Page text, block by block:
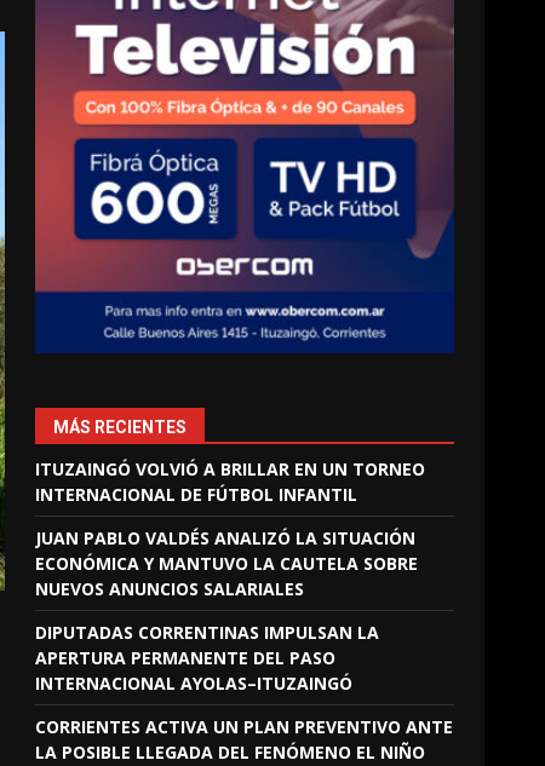
MÁS RECIENTES
ITUZAINGÓ VOLVIÓ A BRILLAR EN UN TORNEO
INTERNACIONAL DE FÚTBOL INFANTIL
JUAN PABLO VALDÉS ANALIZÓ LA SITUACIÓN
ECONÓMICA Y MANTUVO LA CAUTELA SOBRE
NUEVOS ANUNCIOS SALARIALES
DIPUTADAS CORRENTINAS IMPULSAN LA
APERTURA PERMANENTE DEL PASO
INTERNACIONAL AYOLAS–ITUZAINGÓ
CORRIENTES ACTIVA UN PLAN PREVENTIVO ANTE
LA POSIBLE LLEGADA DEL FENÓMENO EL NIÑO